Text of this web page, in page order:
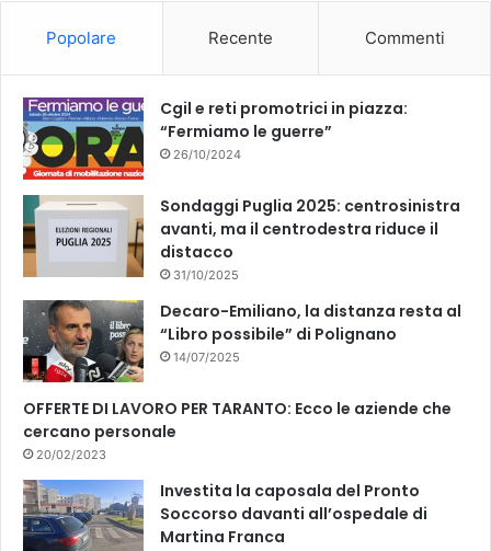
k
Popolare Recente Commenti
Cgil e reti promotrici in piazza:
“Fermiamo le guerre”
26/10/2024
Sondaggi Puglia 2025: centrosinistra
avanti, ma il centrodestra riduce il
distacco
31/10/2025
Decaro-Emiliano, la distanza resta al
“Libro possibile” di Polignano
14/07/2025
OFFERTE DI LAVORO PER TARANTO: Ecco le aziende che
cercano personale
20/02/2023
Investita la caposala del Pronto
Soccorso davanti all’ospedale di
Martina Franca